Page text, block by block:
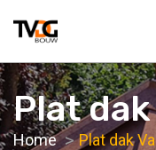
Plat
Home Plat dak